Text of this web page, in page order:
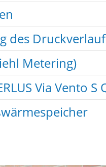
des
Metering)
Via Vento